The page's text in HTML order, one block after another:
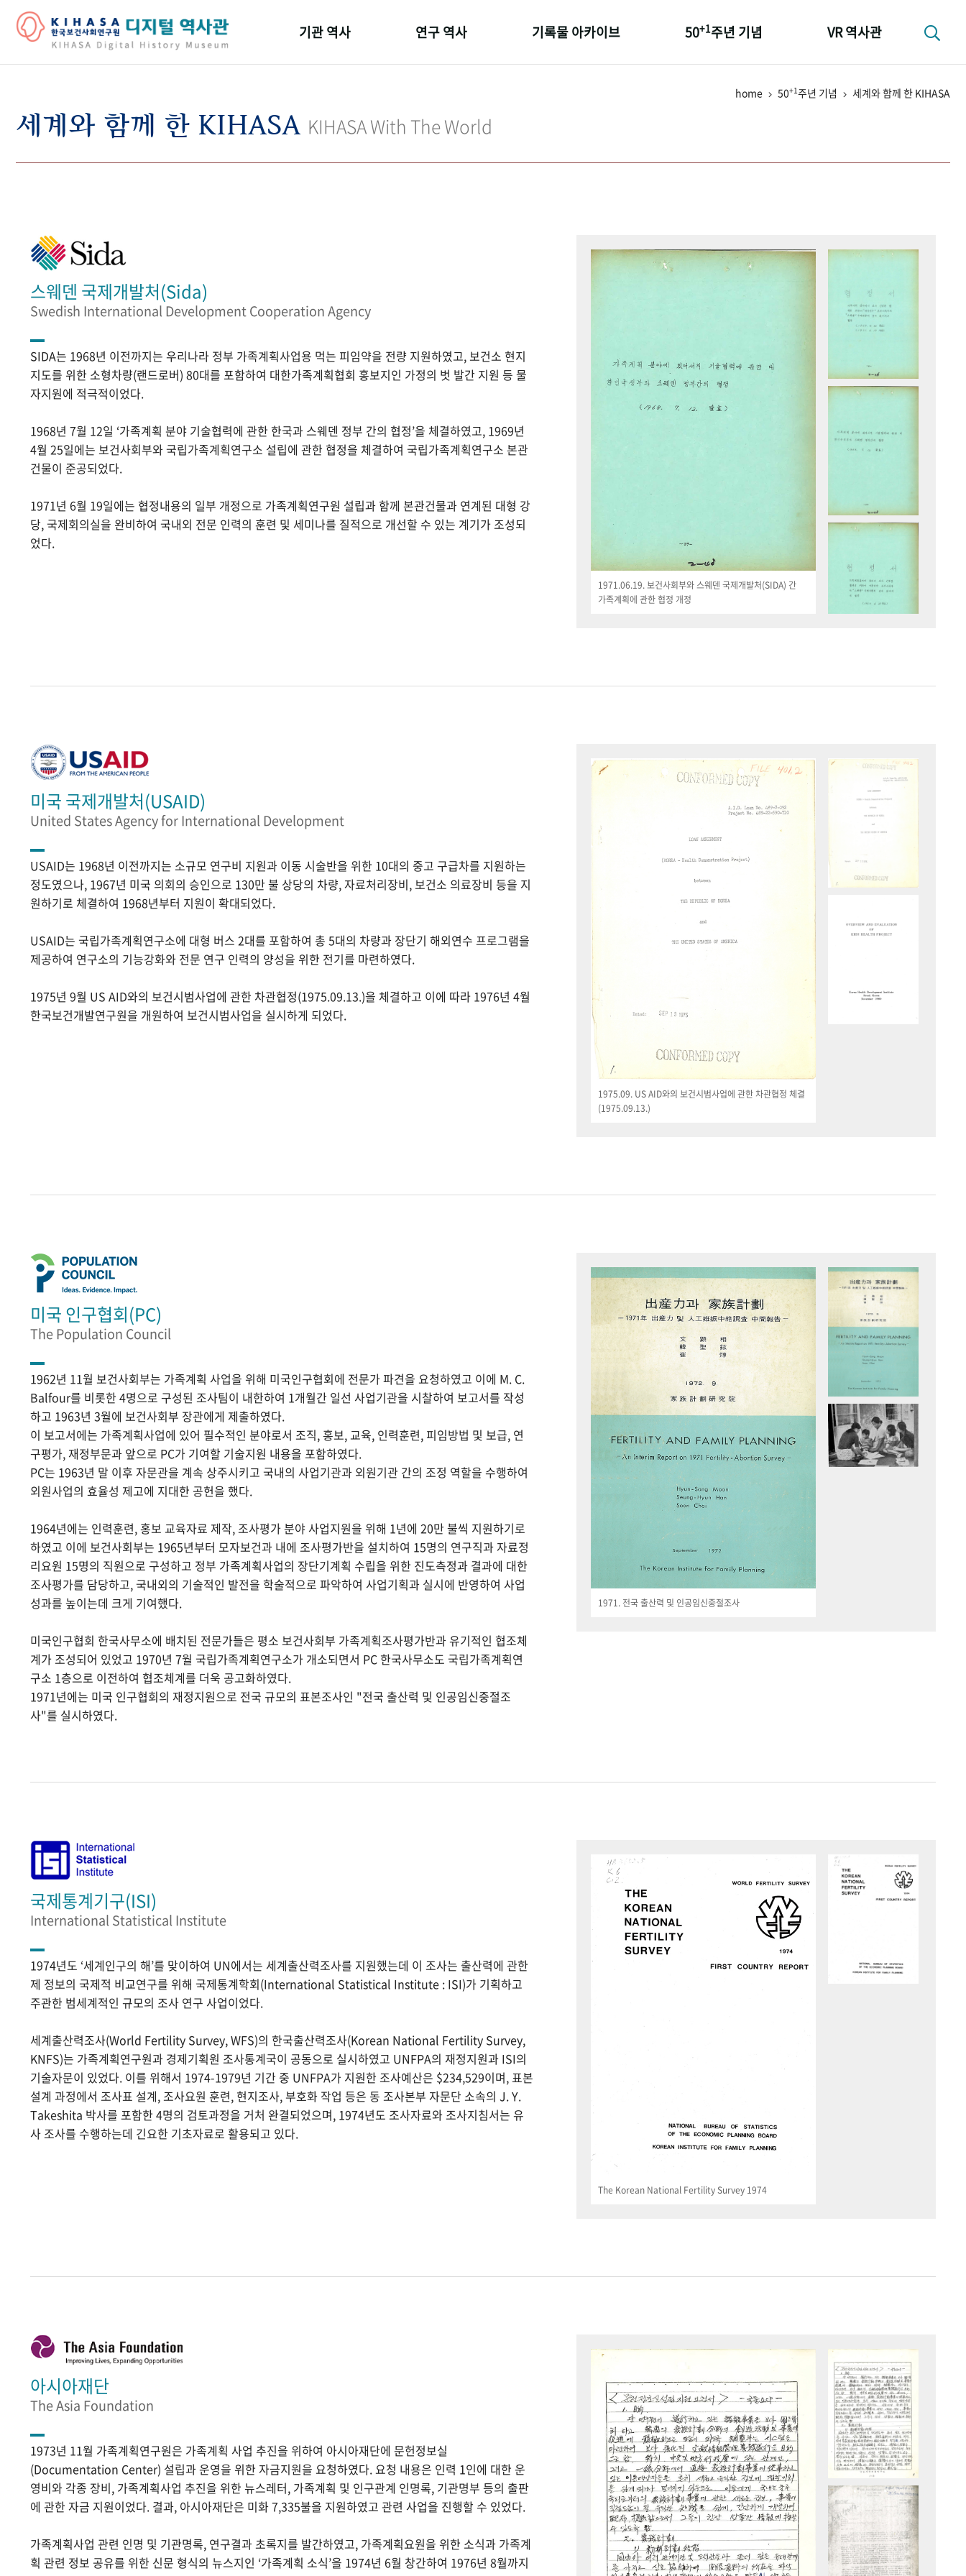
기관 역사 연구 역사
키워드로 보는 연구 역사
기록물 아카이브 50+1주년 기념
성과 50선
VR 역사관
home 50+1주년 기념 세계와 함께 한 KIHASA
세계와 함께 한 KIHASA KIHASA With The World
스웨덴 국제개발처(Sida)
Swedish International Development Cooperation Agency
SIDA는 1968년 이전까지는 우리나라 정부 가족계획사업용 먹는 피임약을 전량 지원하였고, 보건소 현지
지도를 위한 소형차량(랜드로버) 80대를 포함하여 대한가족계획협회 홍보지인 가정의 벗 발간 지원 등 물
자지원에 적극적이었다.
1968년 7월 12일 ‘가족계획 분야 기술협력에 관한 한국과 스웨덴 정부 간의 협정’을 체결하였고, 1969년
4월 25일에는 보건사회부와 국립가족계획연구소 설립에 관한 협정을 체결하여 국립가족계획연구소 본관
건물이 준공되었다.
1971년 6월 19일에는 협정내용의 일부 개정으로 가족계획연구원 설립과 함께 본관건물과 연계된 대형 강
당, 국제회의실을 완비하여 국내외 전문 인력의 훈련 및 세미나를 질적으로 개선할 수 있는 계기가 조성되
었다.
1971.06.19. 보건사회부와 스웨덴 국제개발처(SIDA) 간
가족계획에 관한 협정 개정
미국 국제개발처(USAID)
United States Agency for International Development
USAID는 1968년 이전까지는 소규모 연구비 지원과 이동 시술반을 위한 10대의 중고 구급차를 지원하는
정도였으나, 1967년 미국 의회의 승인으로 130만 불 상당의 차량, 자료처리장비, 보건소 의료장비 등을 지
원하기로 체결하여 1968년부터 지원이 확대되었다.
USAID는 국립가족계획연구소에 대형 버스 2대를 포함하여 총 5대의 차량과 장단기 해외연수 프로그램을
제공하여 연구소의 기능강화와 전문 연구 인력의 양성을 위한 전기를 마련하였다.
1975년 9월 US AID와의 보건시범사업에 관한 차관협정(1975.09.13.)을 체결하고 이에 따라 1976년 4월
한국보건개발연구원을 개원하여 보건시범사업을 실시하게 되었다.
1975.09. US AID와의 보건시범사업에 관한 차관협정 체결
(1975.09.13.)
미국 인구협회(PC)
The Population Council
1962년 11월 보건사회부는 가족계획 사업을 위해 미국인구협회에 전문가 파견을 요청하였고 이에 M. C.
Balfour를 비롯한 4명으로 구성된 조사팀이 내한하여 1개월간 일선 사업기관을 시찰하여 보고서를 작성
하고 1963년 3월에 보건사회부 장관에게 제출하였다.
이 보고서에는 가족계획사업에 있어 필수적인 분야로서 조직, 홍보, 교육, 인력훈련, 피임방법 및 보급, 연
구평가, 재정부문과 앞으로 PC가 기여할 기술지원 내용을 포함하였다.
PC는 1963년 말 이후 자문관을 계속 상주시키고 국내의 사업기관과 외원기관 간의 조정 역할을 수행하여
외원사업의 효율성 제고에 지대한 공헌을 했다.
1964년에는 인력훈련, 홍보 교육자료 제작, 조사평가 분야 사업지원을 위해 1년에 20만 불씩 지원하기로
하였고 이에 보건사회부는 1965년부터 모자보건과 내에 조사평가반을 설치하여 15명의 연구직과 자료정
리요원 15명의 직원으로 구성하고 정부 가족계획사업의 장단기계획 수립을 위한 진도측정과 결과에 대한
조사평가를 담당하고, 국내외의 기술적인 발전을 학술적으로 파악하여 사업기획과 실시에 반영하여 사업
성과를 높이는데 크게 기여했다.
미국인구협회 한국사무소에 배치된 전문가들은 평소 보건사회부 가족계획조사평가반과 유기적인 협조체
계가 조성되어 있었고 1970년 7월 국립가족계획연구소가 개소되면서 PC 한국사무소도 국립가족계획연
구소 1층으로 이전하여 협조체계를 더욱 공고화하였다.
1971년에는 미국 인구협회의 재정지원으로 전국 규모의 표본조사인 "전국 출산력 및 인공임신중절조
사"를 실시하였다.
1971. 전국 출산력 및 인공임신중절조사
국제통계기구(ISI)
International Statistical Institute
1974년도 ‘세계인구의 해’를 맞이하여 UN에서는 세계출산력조사를 지원했는데 이 조사는 출산력에 관한
제 정보의 국제적 비교연구를 위해 국제통계학회(International Statistical Institute : ISI)가 기획하고
주관한 범세계적인 규모의 조사 연구 사업이었다.
세계출산력조사(World Fertility Survey, WFS)의 한국출산력조사(Korean National Fertility Survey,
KNFS)는 가족계획연구원과 경제기획원 조사통계국이 공동으로 실시하였고 UNFPA의 재정지원과 ISI의
기술자문이 있었다. 이를 위해서 1974-1979년 기간 중 UNFPA가 지원한 조사예산은 $234,529이며, 표본
설계 과정에서 조사표 설계, 조사요원 훈련, 현지조사, 부호화 작업 등은 동 조사본부 자문단 소속의 J. Y.
Takeshita 박사를 포함한 4명의 검토과정을 거처 완결되었으며, 1974년도 조사자료와 조사지침서는 유
사 조사를 수행하는데 긴요한 기초자료로 활용되고 있다.
The Korean National Fertility Survey 1974
아시아재단
The Asia Foundation
1973년 11월 가족계획연구원은 가족계획 사업 추진을 위하여 아시아재단에 문헌정보실
(Documentation Center) 설립과 운영을 위한 자금지원을 요청하였다. 요청 내용은 인력 1인에 대한 운
영비와 각종 장비, 가족계획사업 추진을 위한 뉴스레터, 가족계획 및 인구관계 인명록, 기관명부 등의 출판
에 관한 자금 지원이었다. 결과, 아시아재단은 미화 7,335불을 지원하였고 관련 사업을 진행할 수 있었다.
가족계획사업 관련 인명 및 기관명록, 연구결과 초록지를 발간하였고, 가족계획요원을 위한 소식과 가족계
획 관련 정보 공유를 위한 신문 형식의 뉴스지인 ‘가족계획 소식’을 1974년 6월 창간하여 1976년 8월까지